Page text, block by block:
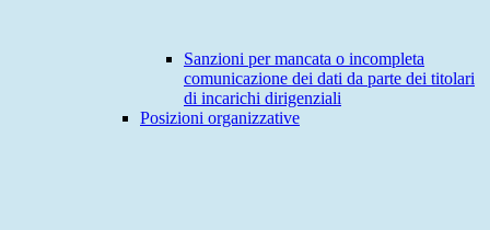
Sanzioni per mancata o incompleta
comunicazione dei dati da parte dei titolari
di incarichi dirigenziali
Posizioni organizzative